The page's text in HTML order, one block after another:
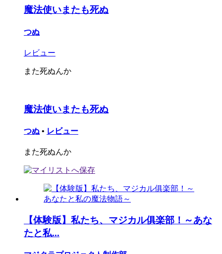
魔法使いまたも死ぬ
つぬ
レビュー
また死ぬんか
魔法使いまたも死ぬ
つぬ • レビュー
また死ぬんか
【体験版】私たち、マジカル俱楽部！～あな
たと私...